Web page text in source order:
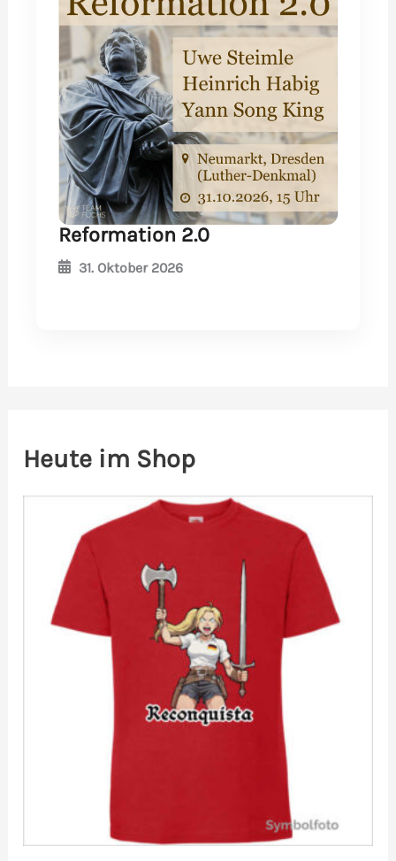
Reformation 2.0
31. Oktober 2026
Heute im Shop